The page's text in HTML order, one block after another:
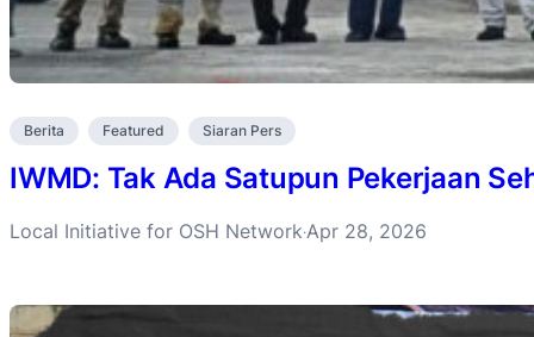
Berita Featured Siaran Pers
IWMD: Tak Ada Satupun Pekerjaan
Local Initiative for OSH Network·Apr 28, 2026